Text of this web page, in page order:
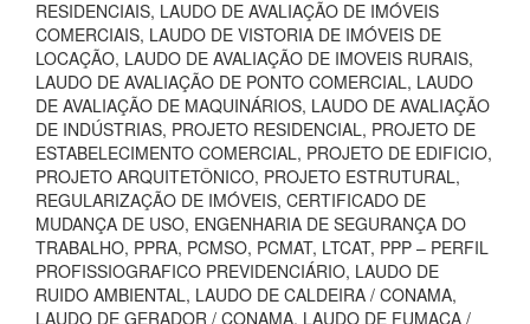
RESIDENCIAIS, LAUDO DE AVALIAÇÃO DE IMÓVEIS
COMERCIAIS, LAUDO DE VISTORIA DE IMÓVEIS DE
LOCAÇÃO, LAUDO DE AVALIAÇÃO DE IMOVEIS RURAIS,
LAUDO DE AVALIAÇÃO DE PONTO COMERCIAL, LAUDO
DE AVALIAÇÃO DE MAQUINÁRIOS, LAUDO DE AVALIAÇÃO
DE INDÚSTRIAS, PROJETO RESIDENCIAL, PROJETO DE
ESTABELECIMENTO COMERCIAL, PROJETO DE EDIFICIO,
PROJETO ARQUITETÔNICO, PROJETO ESTRUTURAL,
REGULARIZAÇÃO DE IMÓVEIS, CERTIFICADO DE
MUDANÇA DE USO, ENGENHARIA DE SEGURANÇA DO
TRABALHO, PPRA, PCMSO, PCMAT, LTCAT, PPP – PERFIL
PROFISSIOGRAFICO PREVIDENCIÁRIO, LAUDO DE
RUIDO AMBIENTAL, LAUDO DE CALDEIRA / CONAMA,
LAUDO DE GERADOR / CONAMA, LAUDO DE FUMAÇA /